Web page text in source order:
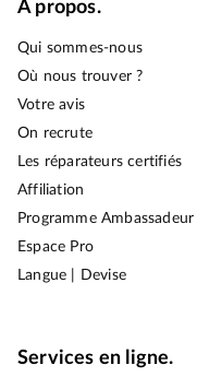
A propos.
Qui sommes-nous
Où nous trouver ?
Votre avis
On recrute
Les réparateurs certifiés
Affiliation
Programme Ambassadeur
Espace Pro
Langue | Devise
Services en ligne.